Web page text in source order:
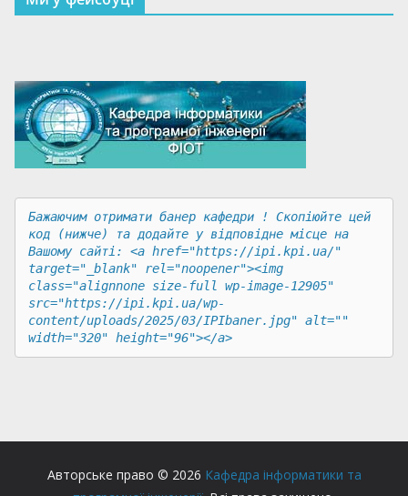
Бажаючим отримати банер кафедри ! Скопіюйте цей
код (нижче) та додайте у відповідне місце на
Вашому сайті: <a href="https://ipi.kpi.ua/"
target="_blank" rel="noopener"><img
class="alignnone size-full wp-image-12905"
src="https://ipi.kpi.ua/wp-
content/uploads/2025/03/IPIbaner.jpg" alt=""
width="320" height="96"></a>
Авторське право © 2026 Кафедра інформатики та